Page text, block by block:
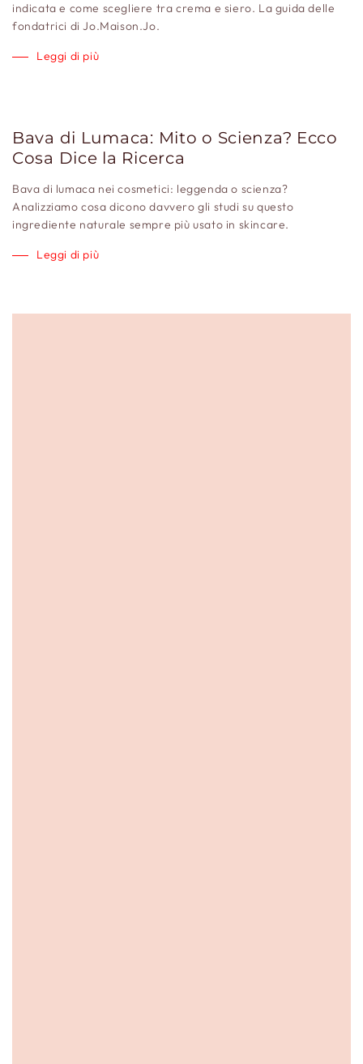
indicata e come scegliere tra crema e siero. La guida delle
fondatrici di Jo.Maison.Jo.
Leggi di più
Bava di Lumaca: Mito o Scienza? Ecco
Cosa Dice la Ricerca
Bava di lumaca nei cosmetici: leggenda o scienza?
Analizziamo cosa dicono davvero gli studi su questo
ingrediente naturale sempre più usato in skincare.
Leggi di più